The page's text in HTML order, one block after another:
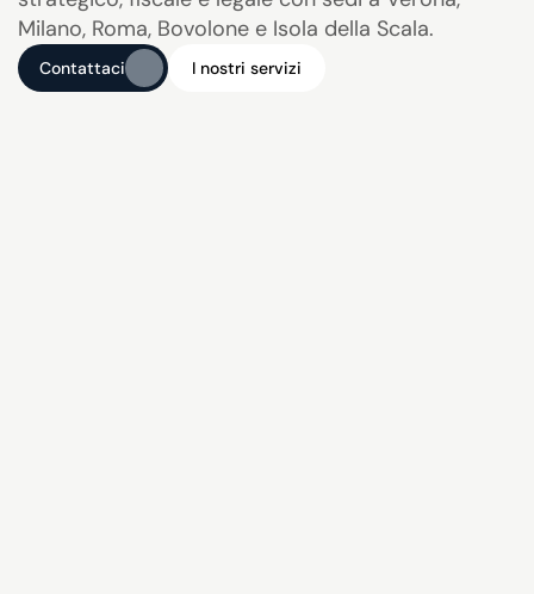
Milano, Roma, Bovolone e Isola della Scala.
Contattaci
I nostri servizi